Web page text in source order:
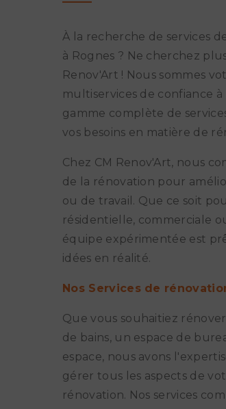
À la recherche de services
à Rognes ? Ne cherchez
Renov'Art ! Nous sommes
multiservices de confiance
gamme complète de
vos besoins en matière de
Chez CM Renov'Art, nous
de la rénovation pour
ou de travail. Que ce soit
résidentielle, commerciale
équipe expérimentée est
idées en réalité.
Nos Services de
Que vous souhaitiez
de bains, un espace de
espace, nous avons
gérer tous les aspects de
rénovation. Nos services